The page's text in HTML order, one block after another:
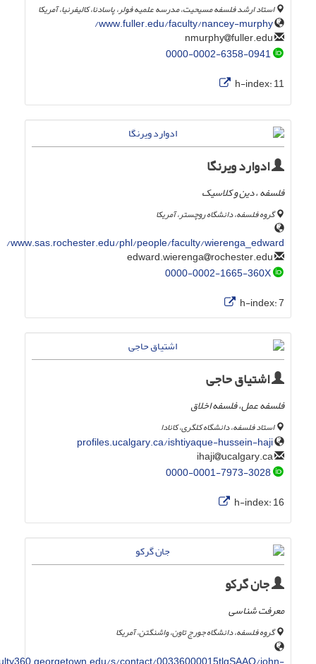
استاد ارشد فلسفه مسیحیت، مدرسه علمیه فولر، پاسادنا، کالیفرنیا، آمریکا
www.fuller.edu/faculty/nancey-murphy/
fuller.edu
0000-0002-6358-0941
h-index:11
ادوارد ویرنگا
فلسفه ، دین و کلاسیک
گروه فلسفه، دانشگاه روچستر، آمریکا
www.sas.rochester.edu/phl/people/faculty/wierenga_edward/
rochester.edu
0000-0002-1665-360X
h-index:7
اشتیاق حاجی
فلسفه عمل، فلسفه اخلاق
استاد فلسفه، دانشگاه کلگری، کانادا
profiles.ucalgary.ca/ishtiyaque-hussein-haji
ucalgary.ca
0000-0001-7973-3028
h-index:16
جان گرکو
معرفت شناسی
گروه فلسفه، دانشگاه جورج تاون، واشنگتن، آمریکا